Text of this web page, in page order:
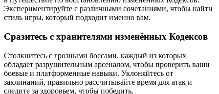
Экспериментируйте с различными сочетаниями, чтобы найти
стиль игры, который подходит именно вам.
Сразитесь с хранителями изменённых Кодексов
Столкнитесь с грозными боссами, каждый из которых
обладает разрушительным арсеналом, чтобы проверить ваши
боевые и платформенные навыки. Уклоняйтесь от
заклинаний, правильно рассчитывайте время для атак и
следите за здоровьем, чтобы победить.